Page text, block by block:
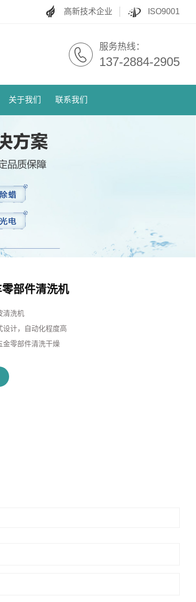
高新技术企业 ISO9001
服务热线：
137-2884-2905
关于我们 联系我们
部件清洗机
清洗机
设计，自动化程度高
金零部件清洗干燥